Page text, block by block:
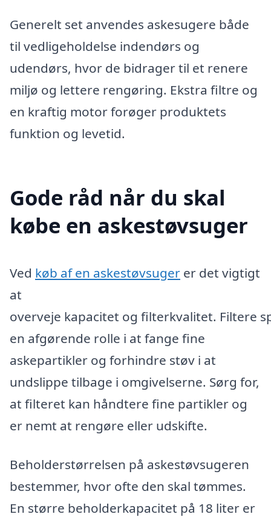
Generelt set anvendes askesugere både
til vedligeholdelse indendørs og
udendørs, hvor de bidrager til et renere
miljø og lettere rengøring. Ekstra filtre og
en kraftig motor forøger produktets
funktion og levetid.
Gode råd når du skal
købe en askestøvsuger
Ved køb af en askestøvsuger er det vigtigt
at
overveje kapacitet og filterkvalitet. Filtere
en afgørende rolle i at fange fine
askepartikler og forhindre støv i at
undslippe tilbage i omgivelserne. Sørg for,
at filteret kan håndtere fine partikler og
er nemt at rengøre eller udskifte.
Beholderstørrelsen på askestøvsugeren
bestemmer, hvor ofte den skal tømmes.
En større beholderkapacitet på 18 liter er